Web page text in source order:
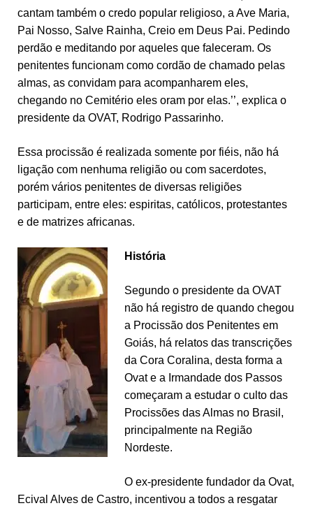
cantam também o credo popular religioso, a Ave Maria,
Pai Nosso, Salve Rainha, Creio em Deus Pai. Pedindo
perdão e meditando por aqueles que faleceram. Os
penitentes funcionam como cordão de chamado pelas
almas, as convidam para acompanharem eles,
chegando no Cemitério eles oram por elas.’’, explica o
presidente da OVAT, Rodrigo Passarinho.
Essa procissão é realizada somente por fiéis, não há
ligação com nenhuma religião ou com sacerdotes,
porém vários penitentes de diversas religiões
participam, entre eles: espiritas, católicos, protestantes
e de matrizes africanas.
História
Segundo o presidente da OVAT
não há registro de quando chegou
a Procissão dos Penitentes em
Goiás, há relatos das transcrições
da Cora Coralina, desta forma a
Ovat e a Irmandade dos Passos
começaram a estudar o culto das
Procissões das Almas no Brasil,
principalmente na Região
Nordeste.
O ex-presidente fundador da Ovat,
Ecival Alves de Castro, incentivou a todos a resgatar